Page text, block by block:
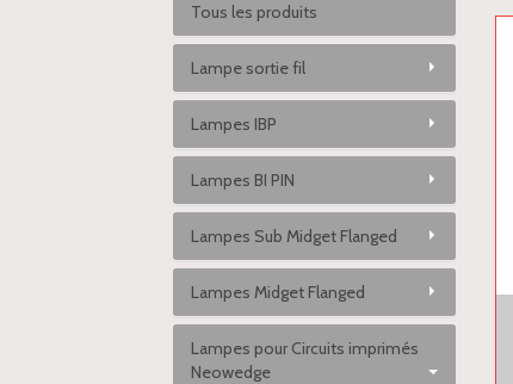
Tous les produits
Lampe sortie fil
Lampes IBP
Lampes BI PIN
Lampes Sub Midget Flanged
Lampes Midget Flanged
Lampes pour Circuits imprimés
Neowedge